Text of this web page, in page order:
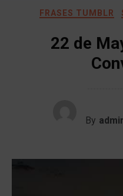
FRASES TUMBLR
22 de
By